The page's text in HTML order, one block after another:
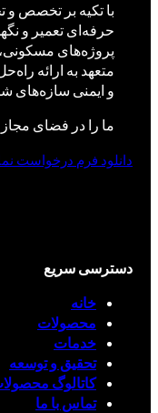
با تکیه بر تخصص و
حرفه‌ای تعمیر و
پروژه‌های
متعهد به ارائه
و ایمنی سازه‌های
ما را در فضای
دانلود فرم درخواست
دسترسی سریع
خانه
محصولات
خدمات
تحقیق و توسعه
کاتالوگ
تماس با ما